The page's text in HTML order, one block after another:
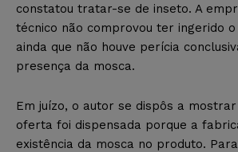
constatou tratar-se de inseto. A
técnico não comprovou ter ingerido o
ainda que não houve perícia
presença da mosca.
Em juízo, o autor se dispôs a
oferta foi dispensada porque a
existência da mosca no produto.